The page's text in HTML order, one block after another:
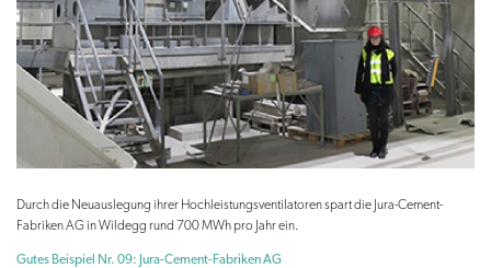
Durch die Neuauslegung ihrer Hochleistungsventilatoren spart die Jura-Cement-
Fabriken AG in Wildegg rund 700 MWh pro Jahr ein.
Gutes Beispiel Nr. 09: Jura-Cement-Fabriken AG